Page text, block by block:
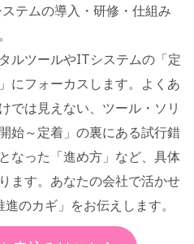
テムの導入・研修・仕組み
ルツールやITシステムの「定
にフォーカスします。よくあ
では見えない、ツール・ソリ
始～定着」の裏にある試行錯
なった「進め方」など、具体
ます。あなたの会社で活かせ
のカギ」をお伝えします。